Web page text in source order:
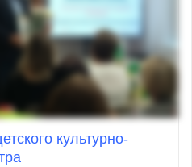
культурно-